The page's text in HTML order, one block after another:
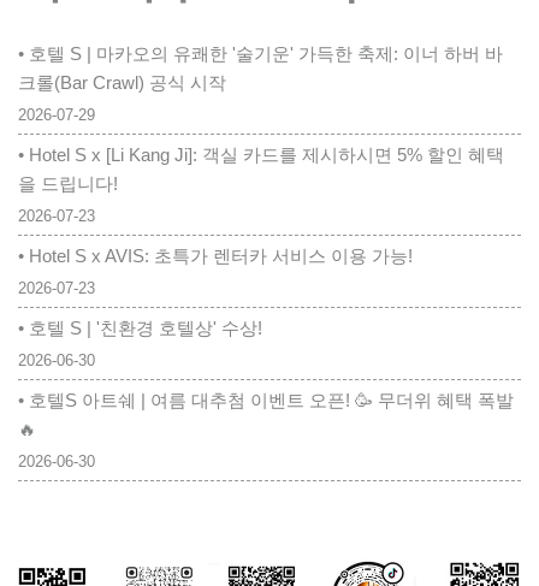
• 호텔 S | 마카오의 유쾌한 '술기운' 가득한 축제: 이너 하버 바
크롤(Bar Crawl) 공식 시작
2026-07-29
• Hotel S x [Li Kang Ji]: 객실 카드를 제시하시면 5% 할인 혜택
을 드립니다!
2026-07-23
• Hotel S x AVIS: 초특가 렌터카 서비스 이용 가능!
2026-07-23
• 호텔 S | '친환경 호텔상' 수상!
2026-06-30
• 호텔S 아트쉐 | 여름 대추첨 이벤트 오픈! 🥳 무더위 혜택 폭발
🔥
2026-06-30